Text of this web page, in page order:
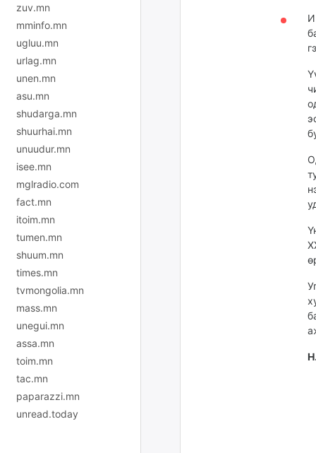
zuv.mn
mminfo.mn
ugluu.mn
urlag.mn
unen.mn
asu.mn
shudarga.mn
shuurhai.mn
unuudur.mn
isee.mn
mglradio.com
fact.mn
itoim.mn
tumen.mn
shuum.mn
times.mn
tvmongolia.mn
mass.mn
unegui.mn
assa.mn
toim.mn
tac.mn
paparazzi.mn
unread.today